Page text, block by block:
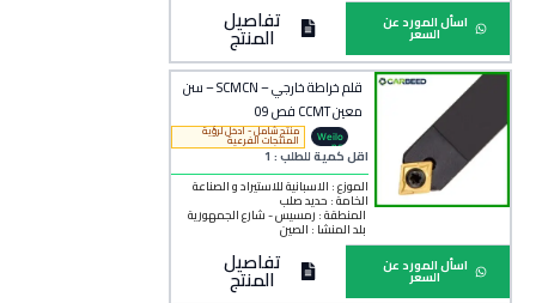
اسأل المورد عن
السعر تفاصيل
المنتج
قلم خراطة خارجي – SCMCN – سن
معين CCMT فص 09
Weilo
ng
منتج شامل - ادخل لرؤية
المنتجات الفرعية
اقل كمية للطلب : 1
الموزع : الاسبانية للاستيراد و الصناعة
الخامة : حديد صلب
المنطقة : رمسيس - شارع الجمهورية
بلد المنشأ : الصين
اسأل المورد عن
السعر تفاصيل
المنتج